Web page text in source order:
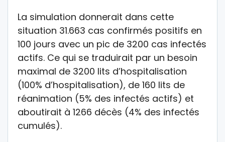
La simulation donnerait dans cette
situation 31.663 cas confirmés positifs en
100 jours avec un pic de 3200 cas infectés
actifs. Ce qui se traduirait par un besoin
maximal de 3200 lits d’hospitalisation
(100% d’hospitalisation), de 160 lits de
réanimation (5% des infectés actifs) et
aboutirait à 1266 décès (4% des infectés
cumulés).